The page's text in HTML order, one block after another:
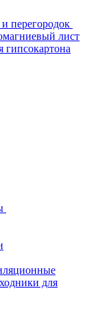
перегородок
лист
для